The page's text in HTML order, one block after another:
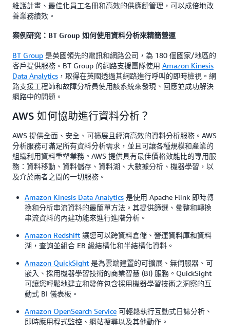
維護計畫、最佳化員工名冊和高效的供應鏈管理，可以成倍地改
善業務績效。
案例研究：BT Group 如何使用資料分析來精簡營運
BT Group 是英國領先的電訊和網路公司，為 180 個國家/地區的
客戶提供服務。BT Group 的網路支援團隊使用 Amazon Kinesis
Data Analytics ，取得在英國透過其網路進行呼叫的即時檢視。網
路支援工程師和故障分析員使用該系統來發現、回應並成功解決
網路中的問題。
AWS 如何協助進行資料分析？
AWS 提供全面、安全、可擴展且經濟高效的資料分析服務。AWS
分析服務可滿足所有資料分析需求，並且可讓各種規模和產業的
組織利用資料重塑業務。AWS 提供具有最佳價格效能比的專用服
務：資料移動、資料儲存、資料湖、大數據分析、機器學習，以
及介於兩者之間的一切服務。
Amazon Kinesis Data Analytics 是使用 Apache Flink 即時轉
換和分析串流資料的最簡單方法。其提供篩選、彙整和轉換
串流資料的內建功能來進行進階分析。
Amazon Redshift 讓您可以跨資料倉儲、營運資料庫和資料
湖，查詢並組合 EB 級結構化和半結構化資料。
Amazon QuickSight 是為雲端建置的可擴展、無伺服器、可
嵌入、採用機器學習技術的商業智慧 (BI) 服務。QuickSight
可讓您輕鬆地建立和發佈包含採用機器學習技術之洞察的互
動式 BI 儀表板。
Amazon OpenSearch Service 可輕鬆執行互動式日誌分析、
即時應用程式監控、網站搜尋以及其他動作。